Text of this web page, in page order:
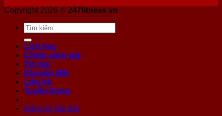
Copyright 2026 © 247fitness.vn
Lịch học
Chính sách giá
Tin tức
Khuyến Mãi
Liên hệ
Tuyển Dụng
Đăng ký tập thử